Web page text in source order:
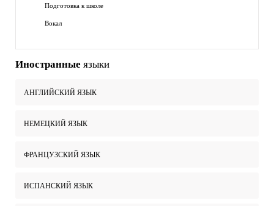
Подготовка к школе
Вокал
Иностранные языки
АНГЛИЙСКИЙ ЯЗЫК
НЕМЕЦКИЙ ЯЗЫК
ФРАНЦУЗСКИЙ ЯЗЫК
ИСПАНСКИЙ ЯЗЫК